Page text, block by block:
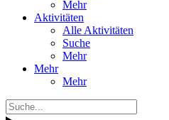
Mehr
Aktivitäten
Alle Aktivitäten
Suche
Mehr
Mehr
Mehr